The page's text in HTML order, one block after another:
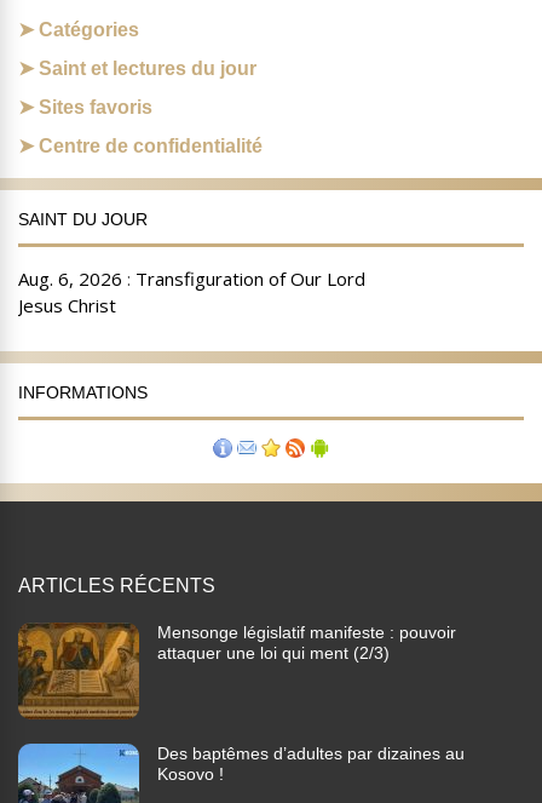
Catégories
Saint et lectures du jour
Sites favoris
Centre de confidentialité
SAINT DU JOUR
INFORMATIONS
ARTICLES RÉCENTS
Mensonge législatif manifeste : pouvoir
attaquer une loi qui ment (2/3)
Des baptêmes d’adultes par dizaines au
Kosovo !